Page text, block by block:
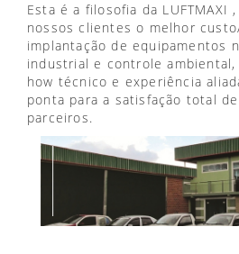
Esta é a filosofia da LUFTMAXI
nossos clientes o melhor
implantação de equipamentos
industrial e controle
how técnico e experiência
ponta para a satisfação total
parceiros.